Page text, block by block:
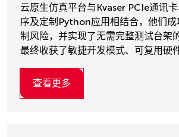
云原生仿真平台与Kvaser PCIe通讯
序及定制Python应用相结合，他们
制风险，并实现了无需完整测试台架
最终收获了敏捷开发模式、可复用硬
查看更多